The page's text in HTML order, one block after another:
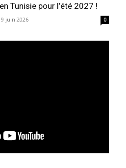
Tunisie pour l’été 2027 !
juin 2026 0